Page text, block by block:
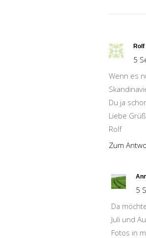
Rolf
5
Wenn es
Du ja
Liebe
Rolf
Zum
5
Da
Juli und
Fotos in